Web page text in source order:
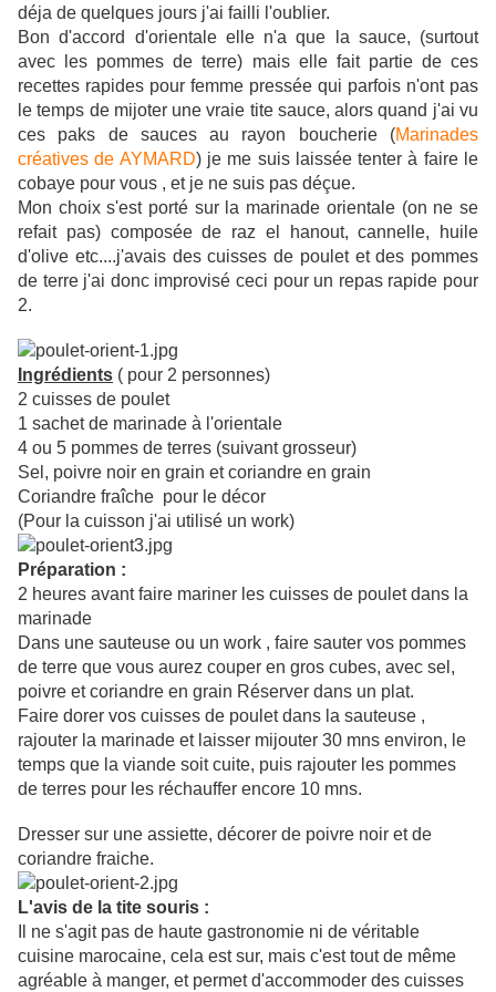
déja de quelques jours j'ai failli l'oublier.
Bon d'accord d'orientale elle n'a que la sauce, (surtout
avec les pommes de terre) mais elle fait partie de ces
recettes rapides pour femme pressée qui parfois n'ont pas
le temps de mijoter une vraie tite sauce, alors quand j'ai vu
ces paks de sauces au rayon boucherie (Marinades
créatives de AYMARD) je me suis laissée tenter à faire le
cobaye pour vous , et je ne suis pas déçue.
Mon choix s'est porté sur la marinade orientale (on ne se
refait pas) composée de raz el hanout, cannelle, huile
d'olive etc....j'avais des cuisses de poulet et des pommes
de terre j'ai donc improvisé ceci pour un repas rapide pour
2.
Ingrédients ( pour 2 personnes)
2 cuisses de poulet
1 sachet de marinade à l'orientale
4 ou 5 pommes de terres (suivant grosseur)
Sel, poivre noir en grain et coriandre en grain
Coriandre fraîche pour le décor
(Pour la cuisson j'ai utilisé un work)
Préparation :
2 heures avant faire mariner les cuisses de poulet dans la
marinade
Dans une sauteuse ou un work , faire sauter vos pommes
de terre que vous aurez couper en gros cubes, avec sel,
poivre et coriandre en grain Réserver dans un plat.
Faire dorer vos cuisses de poulet dans la sauteuse ,
rajouter la marinade et laisser mijouter 30 mns environ, le
temps que la viande soit cuite, puis rajouter les pommes
de terres pour les réchauffer encore 10 mns.
Dresser sur une assiette, décorer de poivre noir et de
coriandre fraiche.
L'avis de la tite souris :
Il ne s'agit pas de haute gastronomie ni de véritable
cuisine marocaine, cela est sur, mais c'est tout de même
agréable à manger, et permet d'accommoder des cuisses